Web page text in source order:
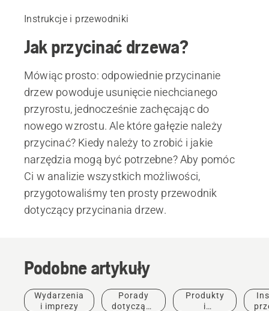
Instrukcje i przewodniki
Jak przycinać drzewa?
Mówiąc prosto: odpowiednie przycinanie
drzew powoduje usunięcie niechcianego
przyrostu, jednocześnie zachęcając do
nowego wzrostu. Ale które gałęzie należy
przycinać? Kiedy należy to zrobić i jakie
narzędzia mogą być potrzebne? Aby pomóc
Ci w analizie wszystkich możliwości,
przygotowaliśmy ten prosty przewodnik
dotyczący przycinania drzew.
Podobne artykuły
Wydarzenia
i imprezy
Porady
dotyczące
Produkty
i